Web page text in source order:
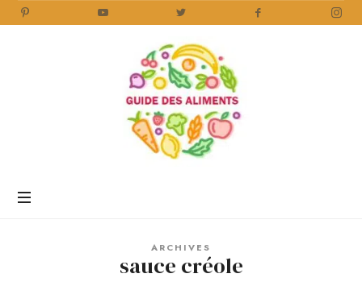
Aliments
ARCHIVES
sauce créole